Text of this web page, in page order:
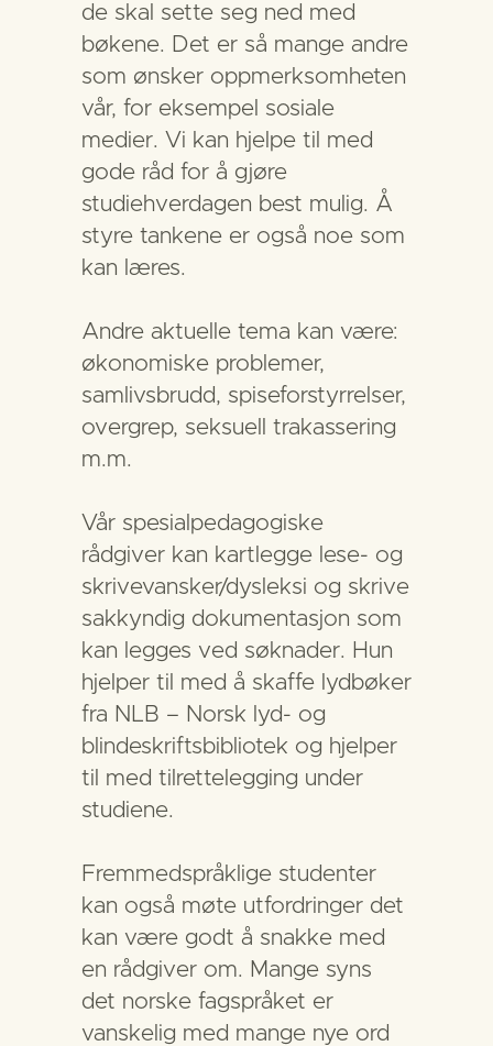
de skal sette seg ned med
bøkene. Det er så mange andre
som ønsker oppmerksomheten
vår, for eksempel sosiale
medier. Vi kan hjelpe til med
gode råd for å gjøre
studiehverdagen best mulig. Å
styre tankene er også noe som
kan læres.
Andre aktuelle tema kan være:
økonomiske problemer,
samlivsbrudd, spiseforstyrrelser,
overgrep, seksuell trakassering
m.m.
Vår spesialpedagogiske
rådgiver kan kartlegge lese- og
skrivevansker/dysleksi og skrive
sakkyndig dokumentasjon som
kan legges ved søknader. Hun
hjelper til med å skaffe lydbøker
fra NLB – Norsk lyd- og
blindeskriftsbibliotek og hjelper
til med tilrettelegging under
studiene.
Fremmedspråklige studenter
kan også møte utfordringer det
kan være godt å snakke med
en rådgiver om. Mange syns
det norske fagspråket er
vanskelig med mange nye ord